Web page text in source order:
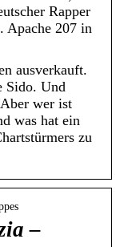
Rapper
Apache 207 in
ausverkauft.
Sido. Und
wer ist
was hat ein
zu
–